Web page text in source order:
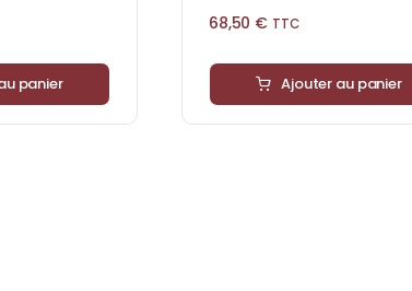
panier
68,50 € TTC
Ajouter au panier